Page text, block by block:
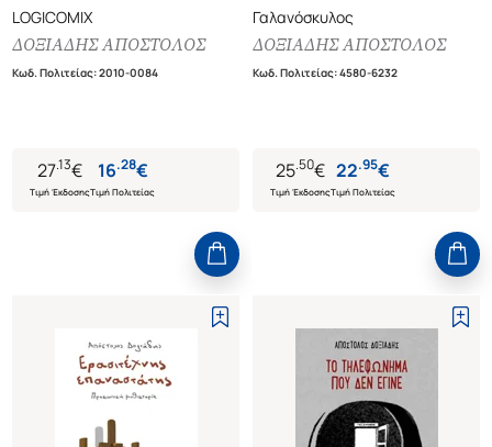
LOGICOMIX
ΔΟΞΙΑΔΗΣ ΑΠΟΣΤΟΛΟΣ
Κωδ. Πολιτείας:2010-0084
27.13€
Τιμή Έκδοσης
16.28€
Τιμή Πολιτείας
Γαλανόσκυλος
ΔΟΞΙΑΔΗΣ ΑΠΟΣΤΟΛΟΣ
Κωδ. Πολιτείας:4580-6232
25.50€
Τιμή Έκδοσης
22.95€
Τιμή Πολιτείας